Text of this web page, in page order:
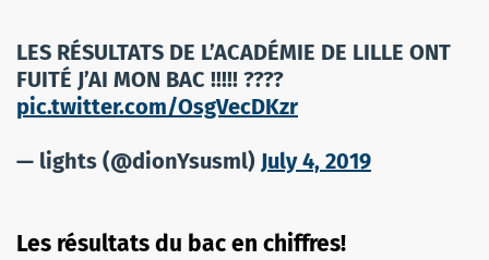
LES RÉSULTATS DE L’ACADÉMIE DE LILLE ONT
FUITÉ J’AI MON BAC !!!!! ????
pic.twitter.com/OsgVecDKzr
— lights (@dionYsusml) July 4, 2019
Les résultats du bac en chiffres!